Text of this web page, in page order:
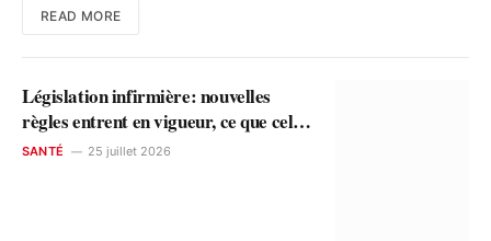
READ MORE
Législation infirmière: nouvelles
règles entrent en vigueur, ce que cela
change pour vous
SANTÉ 25 juillet 2026